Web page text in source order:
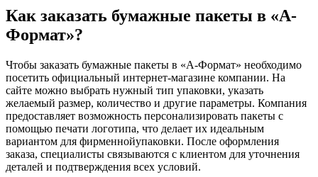
Как заказать бумажные пакеты в «А-
Формат»?
Чтобы заказать бумажные пакеты в «А-Формат» необходимо
посетить официальный интернет-магазине компании. На
сайте можно выбрать нужный тип упаковки, указать
желаемый размер, количество и другие параметры. Компания
предоставляет возможность персонализировать пакеты с
помощью печати логотипа, что делает их идеальным
вариантом для фирменнойупаковки. После оформления
заказа, специалисты связываются с клиентом для уточнения
деталей и подтверждения всех условий.